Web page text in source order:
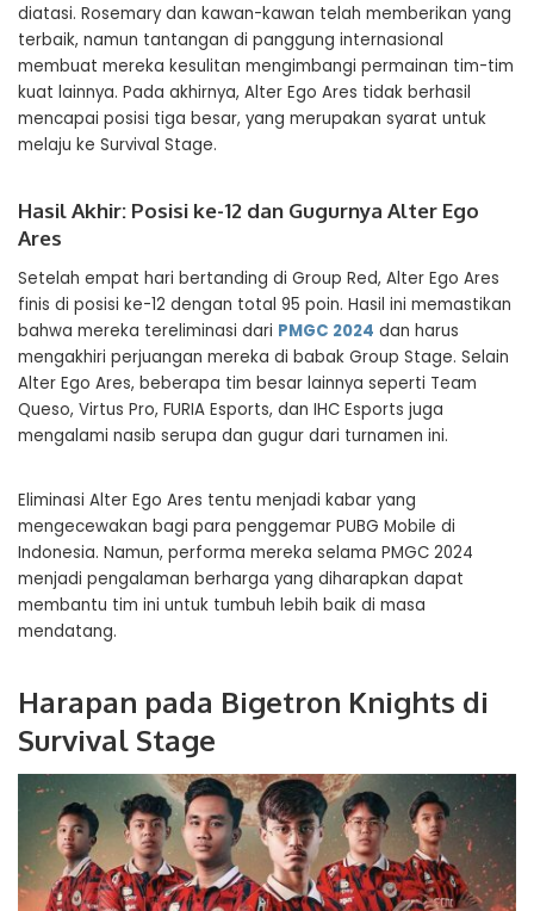
diatasi. Rosemary dan kawan-kawan telah memberikan yang
terbaik, namun tantangan di panggung internasional
membuat mereka kesulitan mengimbangi permainan tim-tim
kuat lainnya. Pada akhirnya, Alter Ego Ares tidak berhasil
mencapai posisi tiga besar, yang merupakan syarat untuk
melaju ke Survival Stage.
Hasil Akhir: Posisi ke-12 dan Gugurnya Alter Ego
Ares
Setelah empat hari bertanding di Group Red, Alter Ego Ares
finis di posisi ke-12 dengan total 95 poin. Hasil ini memastikan
bahwa mereka tereliminasi dari PMGC 2024 dan harus
mengakhiri perjuangan mereka di babak Group Stage. Selain
Alter Ego Ares, beberapa tim besar lainnya seperti Team
Queso, Virtus Pro, FURIA Esports, dan IHC Esports juga
mengalami nasib serupa dan gugur dari turnamen ini.
Eliminasi Alter Ego Ares tentu menjadi kabar yang
mengecewakan bagi para penggemar PUBG Mobile di
Indonesia. Namun, performa mereka selama PMGC 2024
menjadi pengalaman berharga yang diharapkan dapat
membantu tim ini untuk tumbuh lebih baik di masa
mendatang.
Harapan pada Bigetron Knights di
Survival Stage